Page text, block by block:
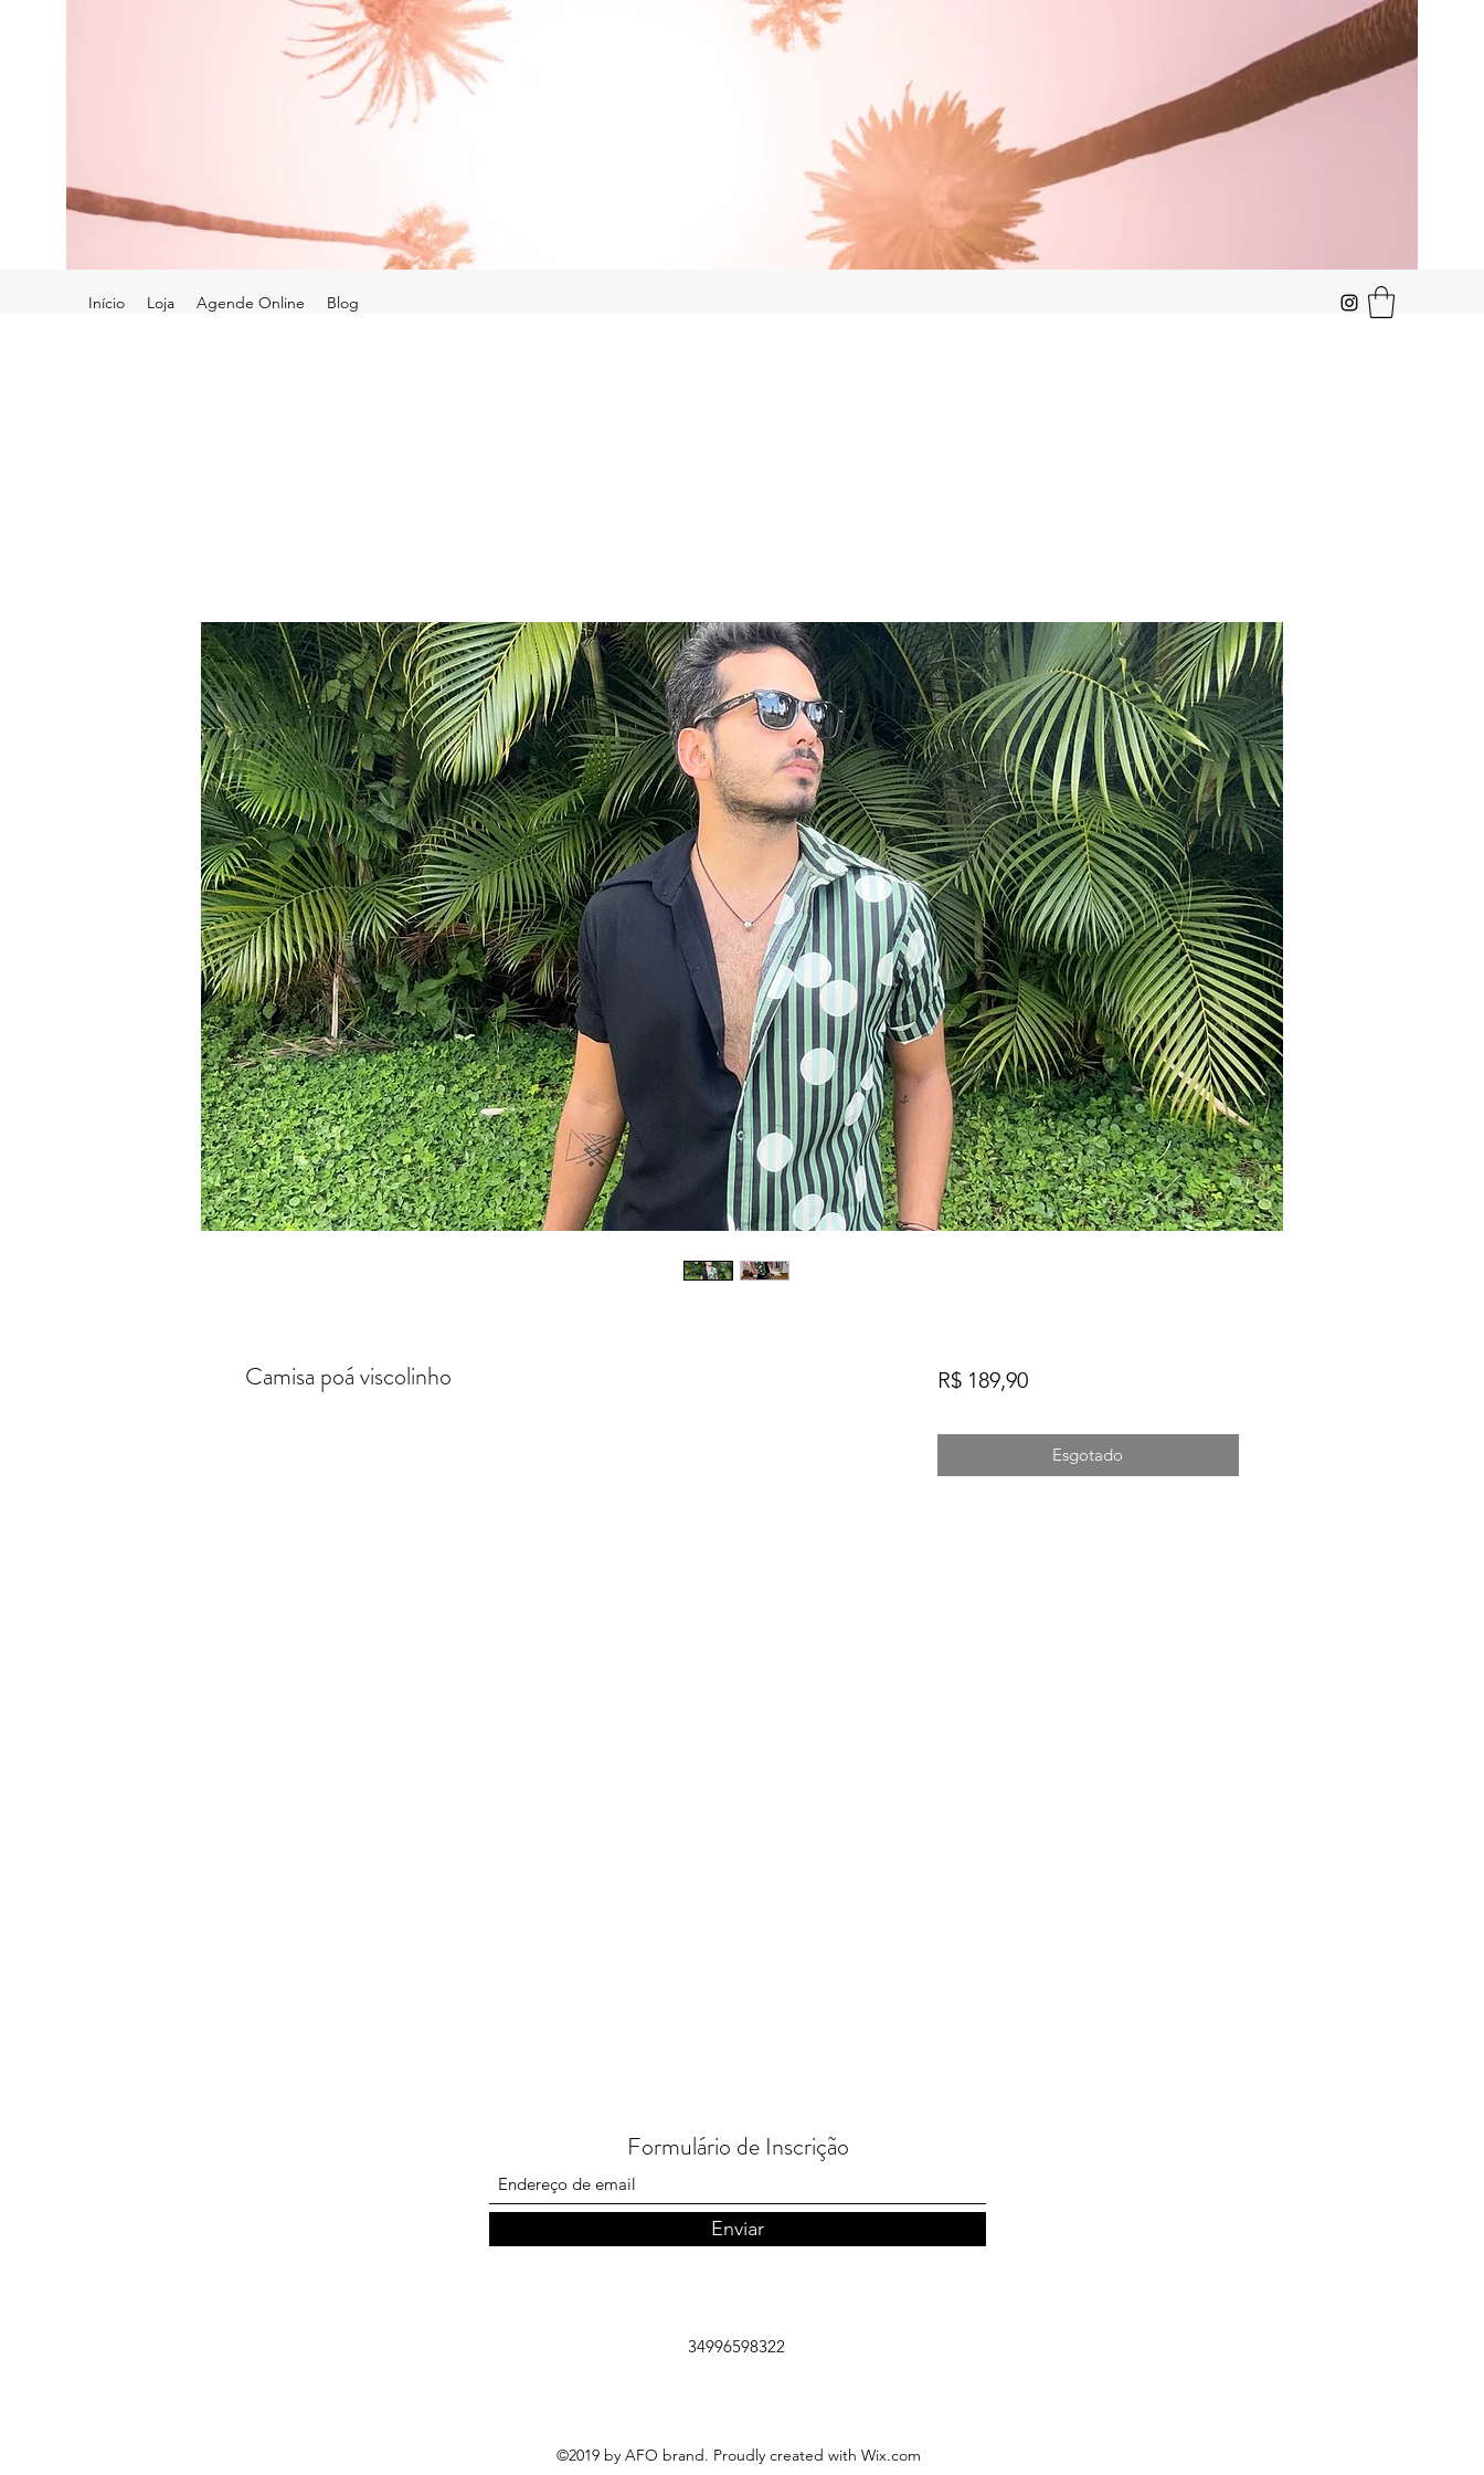
Início Loja Agende Online Blog
Camisa poá viscolinho R$ 189,90Preço
Esgotado
Formulário de Inscrição
Enviar
34996598322
©2019 by AFO brand. Proudly created with Wix.com